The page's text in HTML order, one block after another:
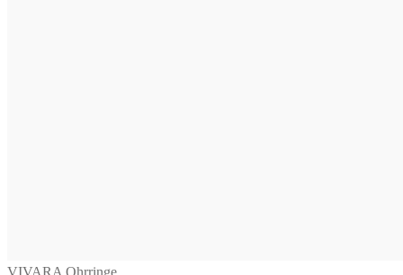
VIVARA Ohrringe